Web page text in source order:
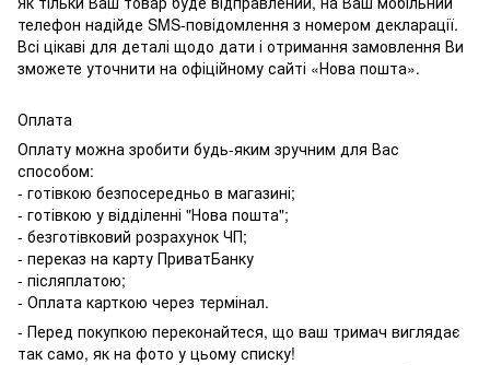
телефон надійде SMS-повідомлення з номером декларації.
Всі цікаві для деталі щодо дати і отримання замовлення Ви
зможете уточнити на офіційному сайті «Нова пошта».
Оплата
Оплату можна зробити будь-яким зручним для Вас
способом:
- готівкою безпосередньо в магазині;
- готівкою у відділенні "Нова пошта";
- безготівковий розрахунок ЧП;
- переказ на карту ПриватБанку
- післяплатою;
- Оплата карткою через термінал.
- Перед покупкою переконайтеся, що ваш тримач виглядає
так само, як на фото у цьому списку!